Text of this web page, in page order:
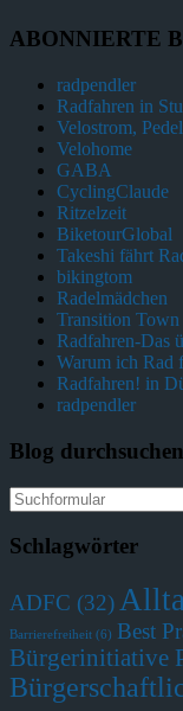
ABONNIERTE
radpendler
Radfahren in
Velostrom,
Velohome
GABA
CyclingClaude
Ritzelzeit
BiketourGlobal
Takeshi fährt
bikingtom
Radelmädchen
Transition Town
Radfahren-Das
Warum ich Rad
Radfahren! in
radpendler
Blog durchsuchen
Schlagwörter
ADFC (32)
Barrierefreiheit (6) Best
Bürgerinitiative